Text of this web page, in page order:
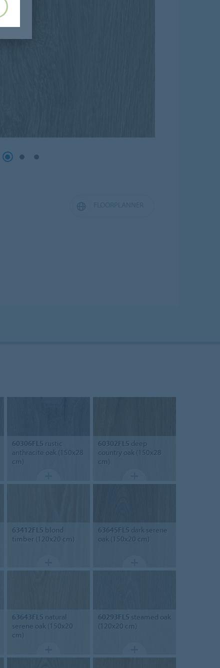
60306FL5 rustic
anthracite oak (150x28
cm)
60302FL5 deep
country oak (150x28
cm)
63412FL5 blond
timber (120x20 cm)
63645FL5 dark serene
oak (150x20 cm)
63643FL5 natural
serene oak (150x20
cm)
60293FL5 steamed oak
(120x20 cm)